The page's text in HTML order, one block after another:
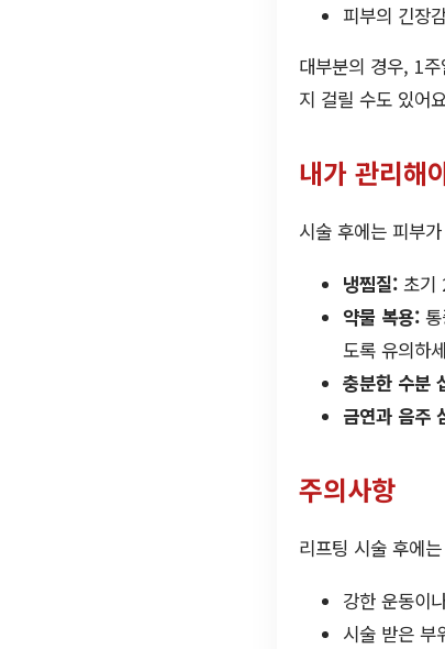
피부의 긴장
대부분의 경우, 1
지 걸릴 수도 있어
내가 관리해
시술 후에는 피부
냉찜질: 초기
약물 복용:
도록 유의하
충분한 수분
금연과 음주
주의사항
리프팅 시술 후에
강한 운동이
시술 받은 부